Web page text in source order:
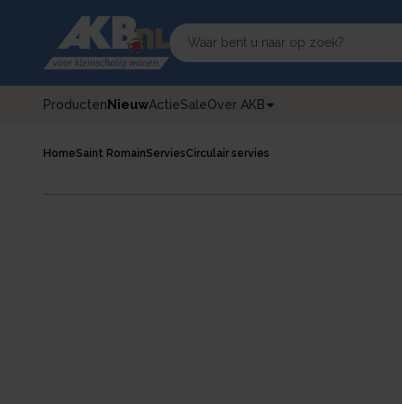
ProductenNieuwActieSaleOver AKB
HomeSaint RomainServiesCirculair servies